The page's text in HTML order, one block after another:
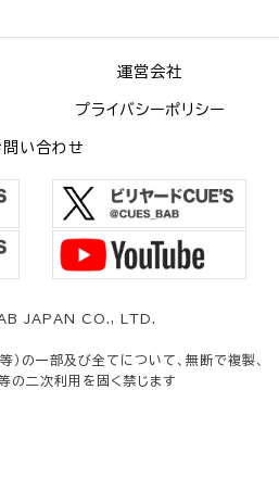
運営会社
プライバシーポリシー
問い合わせ
JAPAN CO., LTD.
）の一部及び全てについて、無断で複製、
の二次利用を固く禁じます